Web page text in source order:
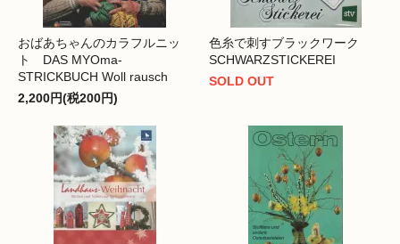
おばあちゃんのカラフルニッ
ト DAS MYOma-
STRICKBUCH Woll rausch
2,200円(税200円)
色糸で刺すブラックワーク
SCHWARZSTICKEREI
SOLD OUT